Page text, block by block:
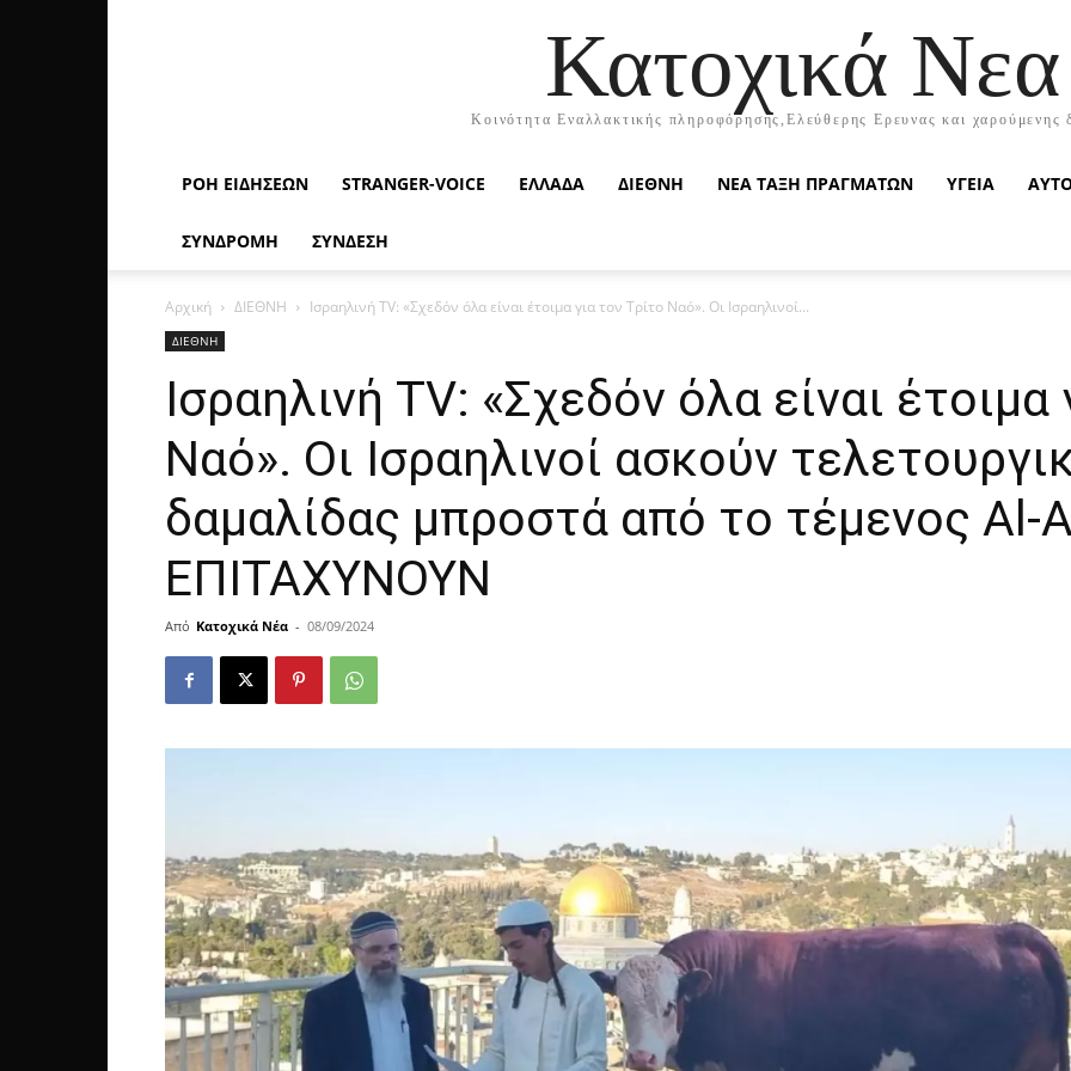
Κατοχικά Νεα
Κοινότητα Εναλλακτικής πληροφόρησης,Ελεύθερης Ερευνας και χαρούμενης
ΡΟΉ ΕΙΔΉΣΕΩΝ STRANGER-VOICE ΕΛΛΑΔΑ ΔΙΕΘΝΗ ΝΕΑ ΤΑΞΗ ΠΡΑΓΜΑΤΩΝ ΥΓΕΙΑ
ΣΥΝΔΡΟΜΗ ΣΥΝΔΕΣΗ
Αρχική ΔΙΕΘΝΗ Ισραηλινή TV: «Σχεδόν όλα είναι έτοιμα για τον Τρίτο Ναό». Οι Ισραηλινοί...
ΔΙΕΘΝΗ
Ισραηλινή TV: «Σχεδόν όλα είναι έτοιμα
Ναό». Οι Ισραηλινοί ασκούν
δαμαλίδας μπροστά από το τέμενος Al-
ΕΠΙΤΑΧΥΝΟΥΝ
Από Κατοχικά Νέα - 08/09/2024